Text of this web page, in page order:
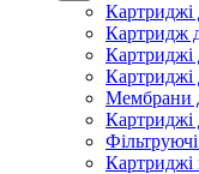
Картриджі
Картридж
Картриджі
Картриджі
Мембрани
Картриджі
Картриджі